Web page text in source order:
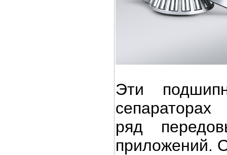
Эти
ряд
приложений.